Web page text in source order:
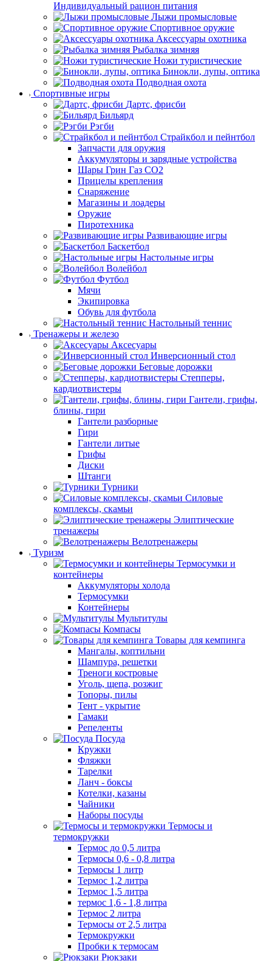
Индивидуальный рацион питания
Лыжи промысловые
Спортивное оружие
Аксессуары охотника
Рыбалка зимняя
Ножи туристические
Бинокли, лупы, оптика
Подводная охота
Спортивные игры
Дартс, фрисби
Бильярд
Рэгби
Страйкбол и пейнтбол
Запчасти для оружия
Аккумуляторы и зарядные устройства
Шары Грин Газ СО2
Прицелы крепления
Снаряжение
Магазины и лоадеры
Оружие
Пиротехника
Развивающие игры
Баскетбол
Настольные игры
Волейбол
Футбол
Мячи
Экипировка
Обувь для футбола
Настольный теннис
Тренажеры и железо
Аксесуары
Инверсионный стол
Беговые дорожки
Степперы,
кардиотвистеры
Гантели, грифы,
блины, гири
Гантели разборные
Гири
Гантели литые
Грифы
Диски
Штанги
Турники
Силовые
комплексы, скамьи
Элиптические
тренажеры
Велотренажеры
Туризм
Термосумки и
контейнеры
Аккумуляторы холода
Термосумки
Контейнеры
Мультитулы
Компасы
Товары для кемпинга
Мангалы, коптильни
Шампура, решетки
Треноги костровые
Уголь, щепа, розжиг
Топоры, пилы
Тент - укрытие
Гамаки
Репеленты
Посуда
Кружки
Фляжки
Тарелки
Ланч - боксы
Котелки, казаны
Чайники
Наборы посуды
Термосы и
термокружки
Термос до 0,5 литра
Термосы 0,6 - 0,8 литра
Термосы 1 литр
Термос 1,2 литра
Термос 1,5 литра
термос 1,6 - 1,8 литра
Термос 2 литра
Термосы от 2,5 литра
Термокружки
Пробки к термосам
Рюкзаки